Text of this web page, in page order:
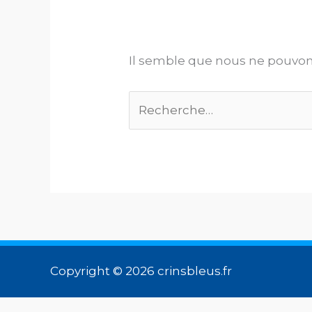
Il semble que nous ne
Copyright © 2026 crinsbleus.fr